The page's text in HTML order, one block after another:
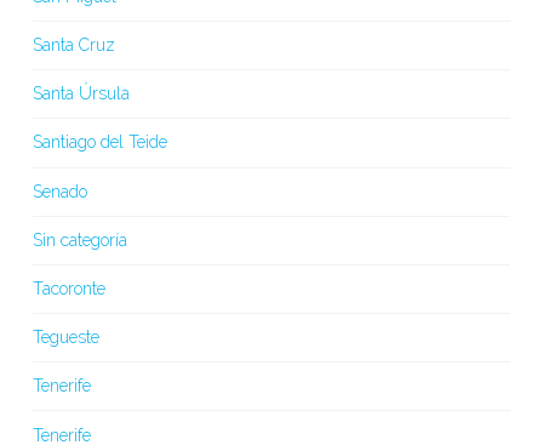
Santa Cruz
Santa Úrsula
Santiago del Teide
Senado
Sin categoría
Tacoronte
Tegueste
Tenerife
Tenerife